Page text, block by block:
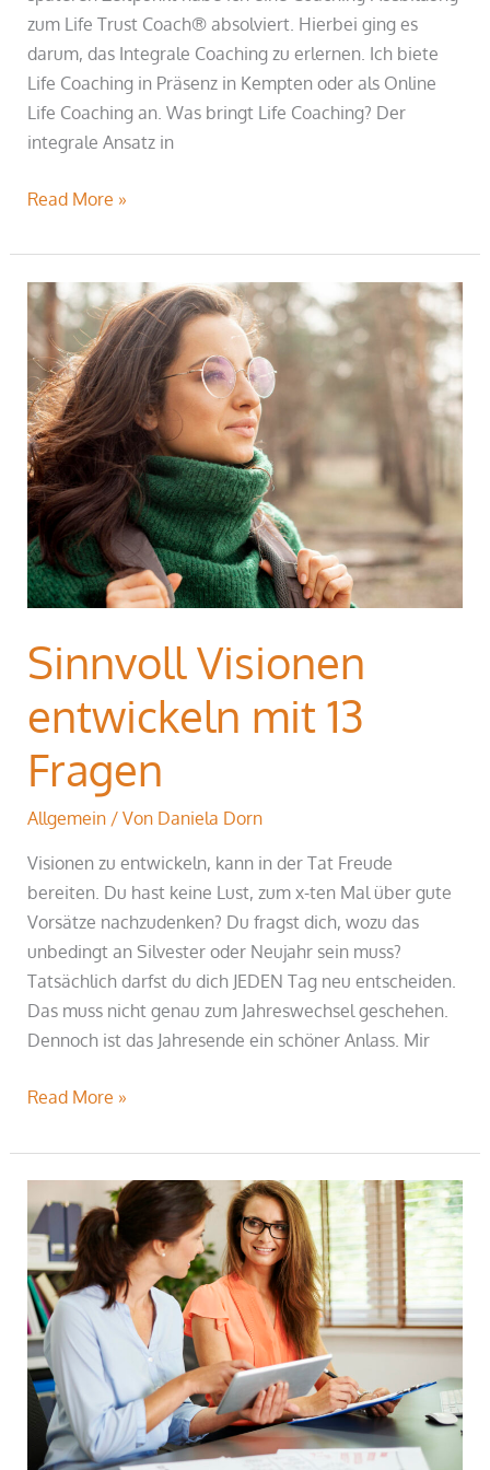
zum Life Trust Coach® absolviert. Hierbei ging es
darum, das Integrale Coaching zu erlernen. Ich biete
Life Coaching in Präsenz in Kempten oder als Online
Life Coaching an. Was bringt Life Coaching? Der
integrale Ansatz in
Read More »
Sinnvoll Visionen
entwickeln mit 13
Fragen
Allgemein / Von Daniela Dorn
Visionen zu entwickeln, kann in der Tat Freude
bereiten. Du hast keine Lust, zum x-ten Mal über gute
Vorsätze nachzudenken? Du fragst dich, wozu das
unbedingt an Silvester oder Neujahr sein muss?
Tatsächlich darfst du dich JEDEN Tag neu entscheiden.
Das muss nicht genau zum Jahreswechsel geschehen.
Dennoch ist das Jahresende ein schöner Anlass. Mir
Sinnvoll
Visionen
entwickeln
mit
13
Fragen
Read More »
Berufliche
Neuorientierung
jetzt
verwirklichen